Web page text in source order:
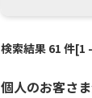
検索結果 61 件[1
個人のお客さ